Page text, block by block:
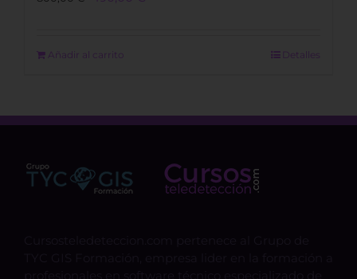
800,00 €.
Añadir al carrito Detalles